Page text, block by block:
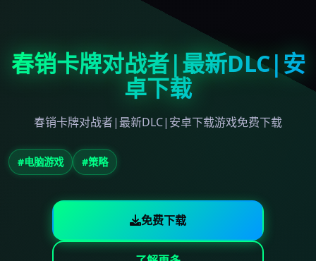
春销卡牌对战者|最新DLC|安
卓下载
春销卡牌对战者|最新DLC|安卓下载游戏免费下载
#电脑游戏 #策略
免费下载